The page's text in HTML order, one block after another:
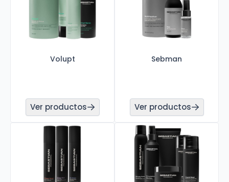
Volupt
Ver productos
Sebman
Ver productos